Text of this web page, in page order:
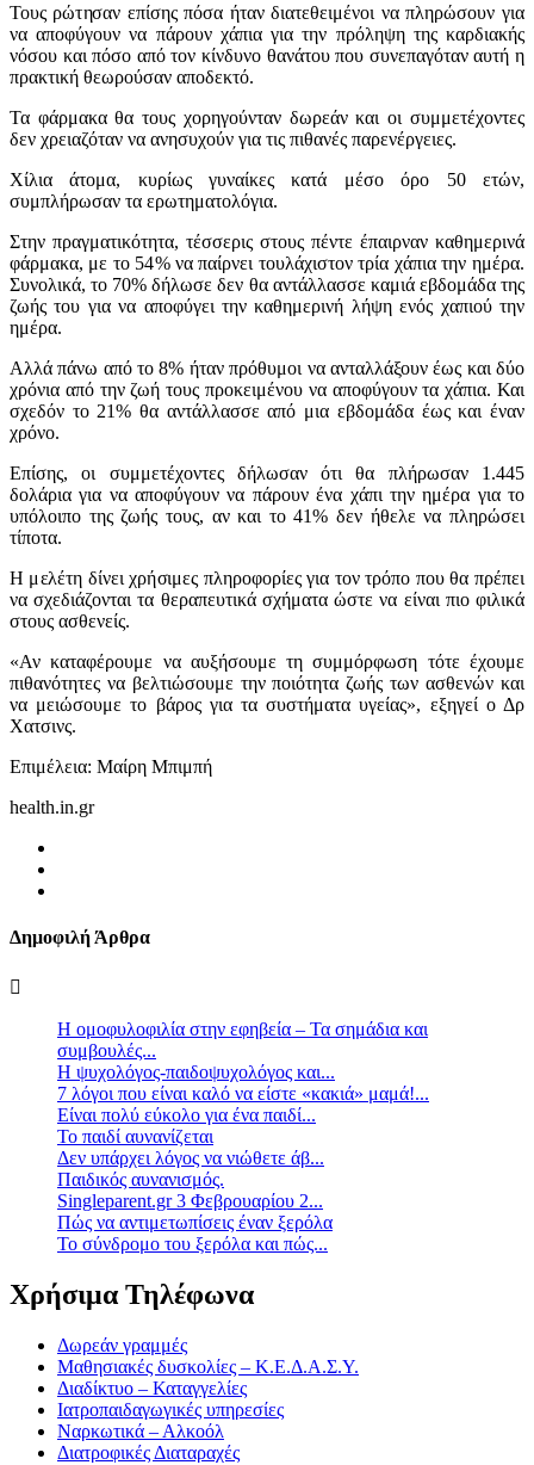
Τους ρώτησαν επίσης πόσα ήταν διατεθειμένοι να πληρώσουν για
να αποφύγουν να πάρουν χάπια για την πρόληψη της καρδιακής
νόσου και πόσο από τον κίνδυνο θανάτου που συνεπαγόταν αυτή η
πρακτική θεωρούσαν αποδεκτό.
Τα φάρμακα θα τους χορηγούνταν δωρεάν και οι συμμετέχοντες
δεν χρειαζόταν να ανησυχούν για τις πιθανές παρενέργειες.
Χίλια άτομα, κυρίως γυναίκες κατά μέσο όρο 50 ετών,
συμπλήρωσαν τα ερωτηματολόγια.
Στην πραγματικότητα, τέσσερις στους πέντε έπαιρναν καθημερινά
φάρμακα, με το 54% να παίρνει τουλάχιστον τρία χάπια την ημέρα.
Συνολικά, το 70% δήλωσε δεν θα αντάλλασσε καμιά εβδομάδα της
ζωής του για να αποφύγει την καθημερινή λήψη ενός χαπιού την
ημέρα.
Αλλά πάνω από το 8% ήταν πρόθυμοι να ανταλλάξουν έως και δύο
χρόνια από την ζωή τους προκειμένου να αποφύγουν τα χάπια. Και
σχεδόν το 21% θα αντάλλασσε από μια εβδομάδα έως και έναν
χρόνο.
Επίσης, οι συμμετέχοντες δήλωσαν ότι θα πλήρωσαν 1.445
δολάρια για να αποφύγουν να πάρουν ένα χάπι την ημέρα για το
υπόλοιπο της ζωής τους, αν και το 41% δεν ήθελε να πληρώσει
τίποτα.
Η μελέτη δίνει χρήσιμες πληροφορίες για τον τρόπο που θα πρέπει
να σχεδιάζονται τα θεραπευτικά σχήματα ώστε να είναι πιο φιλικά
στους ασθενείς.
«Αν καταφέρουμε να αυξήσουμε τη συμμόρφωση τότε έχουμε
πιθανότητες να βελτιώσουμε την ποιότητα ζωής των ασθενών και
να μειώσουμε το βάρος για τα συστήματα υγείας», εξηγεί ο Δρ
Χατσινς.
Επιμέλεια: Μαίρη Μπιμπή
health.in.gr
Δημοφιλή Άρθρα
Η ομοφυλοφιλία στην εφηβεία – Τα σημάδια και
συμβουλές...
Η ψυχολόγος-παιδοψυχολόγος και...
7 λόγοι που είναι καλό να είστε «κακιά» μαμά!...
Είναι πολύ εύκολο για ένα παιδί...
Το παιδί αυνανίζεται
Δεν υπάρχει λόγος να νιώθετε άβ...
Παιδικός αυνανισμός.
Singleparent.gr 3 Φεβρουαρίου 2...
Πώς να αντιμετωπίσεις έναν ξερόλα
Το σύνδρομο του ξερόλα και πώς...
Χρήσιμα Τηλέφωνα
Δωρεάν γραμμές
Μαθησιακές δυσκολίες – Κ.Ε.Δ.Α.Σ.Υ.
Διαδίκτυο – Καταγγελίες
Ιατροπαιδαγωγικές υπηρεσίες
Ναρκωτικά – Αλκοόλ
Διατροφικές Διαταραχές